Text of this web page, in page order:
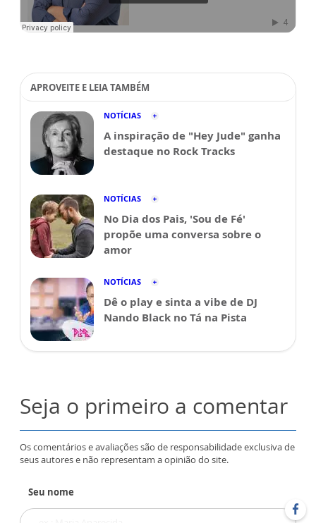
APROVEITE E LEIA TAMBÉM
NOTÍCIAS
A inspiração de "Hey Jude" ganha
destaque no Rock Tracks
NOTÍCIAS
No Dia dos Pais, 'Sou de Fé'
propõe uma conversa sobre o
amor
NOTÍCIAS
Dê o play e sinta a vibe de DJ
Nando Black no Tá na Pista
Seja o primeiro a comentar
Os comentários e avaliações são de responsabilidade exclusiva de
seus autores e não representam a opinião do site.
Seu nome